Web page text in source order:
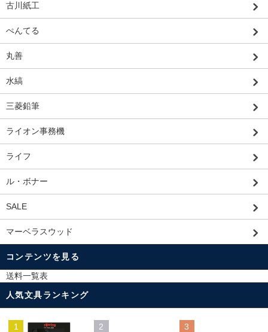
古川紙工
ぺんてる
丸善
水縞
三菱鉛筆
ライオン事務機
ライフ
ル・ボナー
SALE
マーベラスウッド
コンテンツを見る
送料一覧表
人気文具ランキング
1 2 3